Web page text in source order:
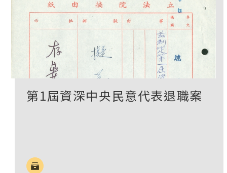
第1屆資深中央民意代表退職案